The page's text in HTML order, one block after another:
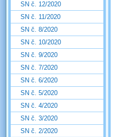
SN č. 12/2020
SN č. 11/2020
SN č. 8/2020
SN č. 10/2020
SN č. 9/2020
SN č. 7/2020
SN č. 6/2020
SN č. 5/2020
SN č. 4/2020
SN č. 3/2020
SN č. 2/2020